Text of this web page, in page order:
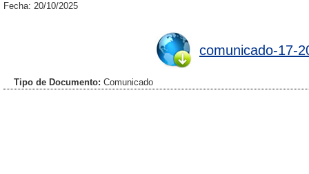
Fecha: 20/10/2025
comunicado-17-
Tipo de Documento: Comunicado